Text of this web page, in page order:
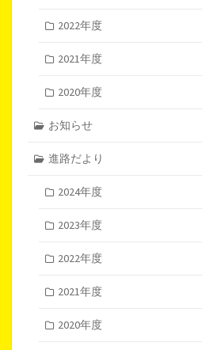
2022年度
2021年度
2020年度
お知らせ
進路だより
2024年度
2023年度
2022年度
2021年度
2020年度